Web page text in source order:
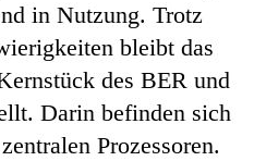
in Nutzung. Trotz
bleibt das
des BER und
Darin befinden sich
Prozessoren.